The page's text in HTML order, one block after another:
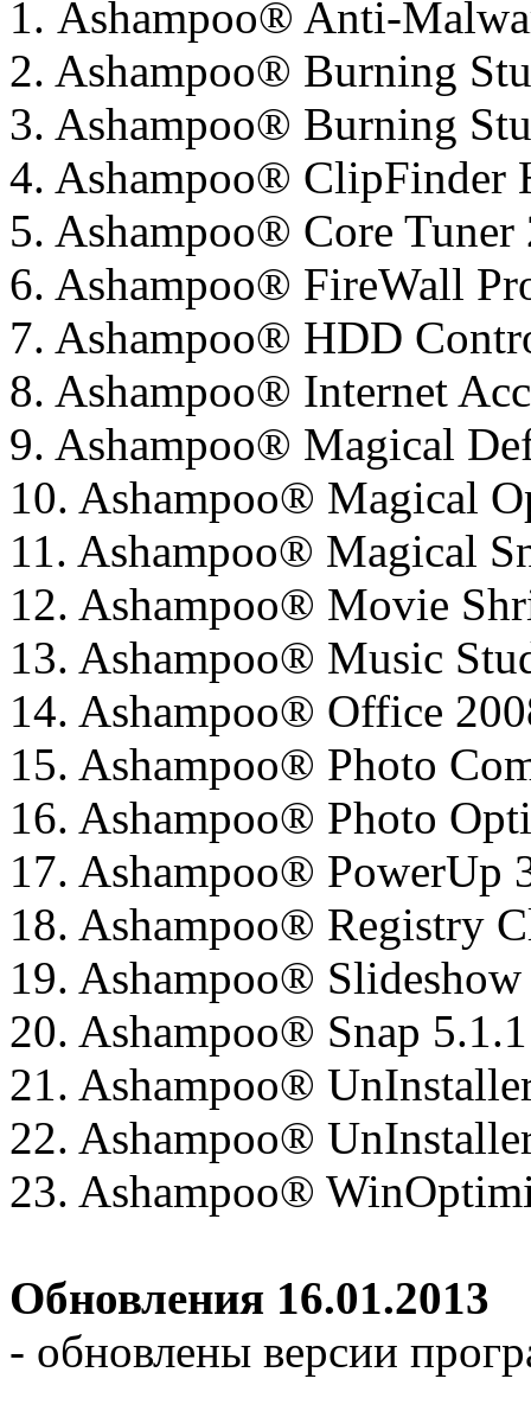
1. Ashampoo® Anti-
2. Ashampoo® Burning
3. Ashampoo® Burning
4. Ashampoo® ClipFinder
5. Ashampoo® Core Tuner
6. Ashampoo® FireWall
7. Ashampoo® HDD
8. Ashampoo® Internet
9. Ashampoo® Magical
10. Ashampoo® Magical
11. Ashampoo® Magical
12. Ashampoo® Movie
13. Ashampoo® Music
14. Ashampoo® Office
15. Ashampoo® Photo
16. Ashampoo® Photo
17. Ashampoo® PowerUp
18. Ashampoo® Registry
19. Ashampoo®
20. Ashampoo® Snap 5.1.1
21. Ashampoo®
22. Ashampoo®
23. Ashampoo®
Обновления 16.01.2013
- обновлены версии